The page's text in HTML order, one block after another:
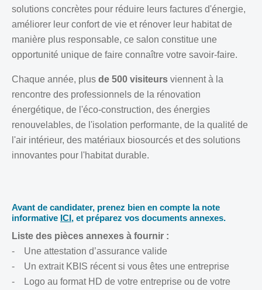
solutions concrètes pour réduire leurs factures d'énergie,
améliorer leur confort de vie et rénover leur habitat de
manière plus responsable, ce salon constitue une
opportunité unique de faire connaître votre savoir-faire.
Chaque année, plus de 500 visiteurs viennent à la
rencontre des professionnels de la rénovation
énergétique, de l'éco-construction, des énergies
renouvelables, de l'isolation performante, de la qualité de
l'air intérieur, des matériaux biosourcés et des solutions
innovantes pour l'habitat durable.
Avant de candidater, prenez bien en compte la note
informative ICI, et préparez vos documents annexes.
Liste des pièces annexes à fournir :
- Une attestation d’assurance valide
- Un extrait KBIS récent si vous êtes une entreprise
- Logo au format HD de votre entreprise ou de votre